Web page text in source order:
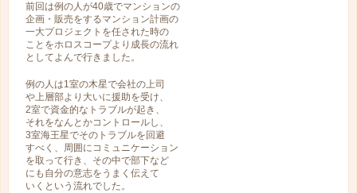
前回は例の人が40歳でマンションの
企画・販売をするマンション計画の
一大プロジェクトを任された時の
ことをホロスコープより成長の流れ
としてよんで行きました。
例の人は1室の木星で会社の上司
や上層部より大いに援助を受け、
2室で資金的なトラブルが起き、
それをなんとかコントロールし、
3室海王星でそのトラブルを回避
すべく、周囲にコミュニケーション
を取って行き、その中で部下など
にも自分の意志をうまく伝えて
いくという流れでした。